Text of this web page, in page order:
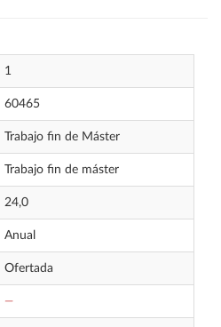
1
60465
Trabajo fin de Máster
Trabajo fin de máster
24,0
Anual
Ofertada
—